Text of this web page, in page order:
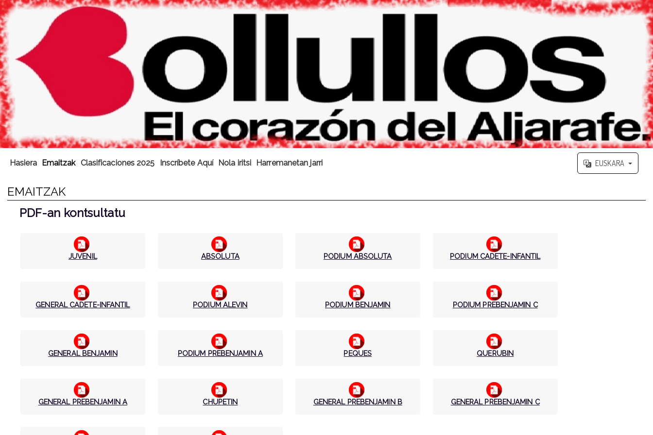
Hasiera Emaitzak Clasificaciones 2025 Inscríbete Aquí Nola iritsi Harremanetan jarri EUSKARA
EMAITZAK
PDF-an kontsultatu
JUVENIL ABSOLUTA PODIUM ABSOLUTA PODIUM CADETE-INFANTIL
GENERAL CADETE-INFANTIL PODIUM ALEVIN PODIUM BENJAMIN PODIUM PREBENJAMIN C
GENERAL BENJAMIN PODIUM PREBENJAMIN A PEQUES QUERUBIN
GENERAL PREBENJAMIN A CHUPETIN GENERAL PREBENJAMIN B GENERAL PREBENJAMIN C